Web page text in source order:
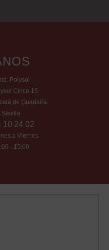
Polysol
Cinco 15
de Guadaíra
Sevilla
10 24 02
a Viernes
- 15:00